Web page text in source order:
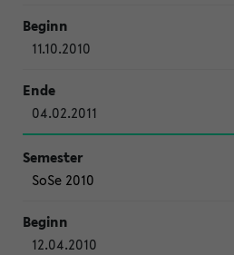
11.10.2010
04.02.2011
SoSe 2010
12.04.2010